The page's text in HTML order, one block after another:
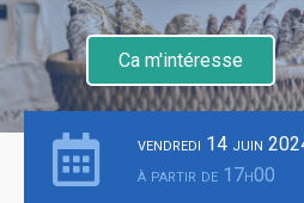
Ca m'intéresse
vendredi 14 juin
à partir de 17h00